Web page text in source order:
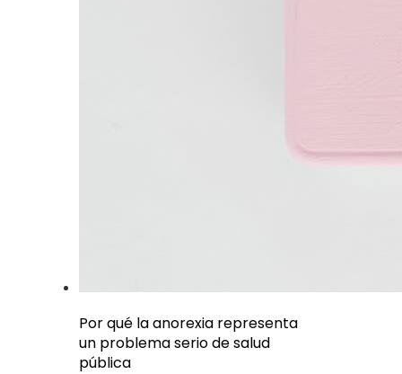
Por qué la anorexia representa
un problema serio de salud
pública